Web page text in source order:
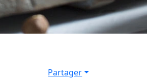
Partager